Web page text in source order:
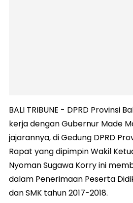
BALI TRIBUNE - DPRD Provinsi
kerja dengan Gubernur Made
jajarannya, di Gedung DPRD
Rapat yang dipimpin Wakil
Nyoman Sugawa Korry ini
dalam Penerimaan Peserta
dan SMK tahun 2017-2018.